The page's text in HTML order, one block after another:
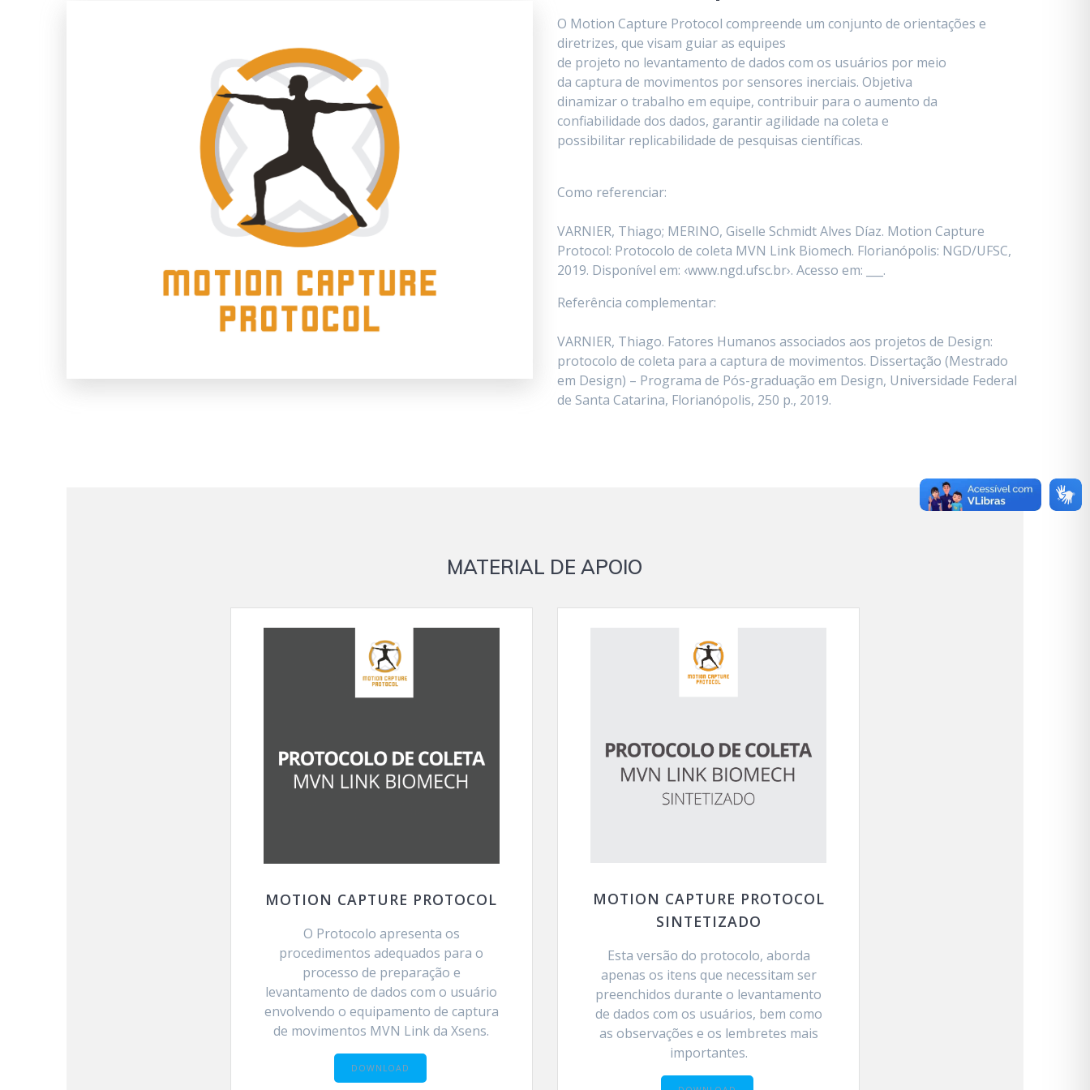
O Motion Capture Protocol compreende um conjunto de orientações e
diretrizes, que visam guiar as equipes
de projeto no levantamento de dados com os usuários por meio
da captura de movimentos por sensores inerciais. Objetiva
dinamizar o trabalho em equipe, contribuir para o aumento da
confiabilidade dos dados, garantir agilidade na coleta e
possibilitar replicabilidade de pesquisas científicas.
Como referenciar:
VARNIER, Thiago; MERINO, Giselle Schmidt Alves Díaz. Motion Capture
Protocol: Protocolo de coleta MVN Link Biomech. Florianópolis: NGD/UFSC,
2019. Disponível em: ‹www.ngd.ufsc.br›. Acesso em: ___.
Referência complementar:
VARNIER, Thiago. Fatores Humanos associados aos projetos de Design:
protocolo de coleta para a captura de movimentos. Dissertação (Mestrado
em Design) – Programa de Pós-graduação em Design, Universidade Federal
de Santa Catarina, Florianópolis, 250 p., 2019.
MATERIAL DE APOIO
MOTION CAPTURE PROTOCOL
O Protocolo apresenta os
procedimentos adequados para o
processo de preparação e
levantamento de dados com o usuário
envolvendo o equipamento de captura
de movimentos MVN Link da Xsens.
DOWNLOAD
MOTION CAPTURE PROTOCOL
SINTETIZADO
Esta versão do protocolo, aborda
apenas os itens que necessitam ser
preenchidos durante o levantamento
de dados com os usuários, bem como
as observações e os lembretes mais
importantes.